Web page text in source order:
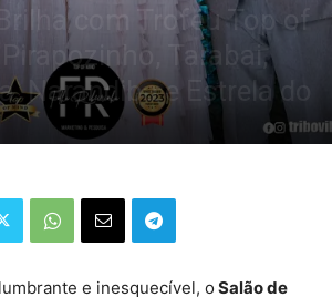
com Troféu Top of
Tarabai,
Narandiba e Estrela do
e inesquecível, o Salão de